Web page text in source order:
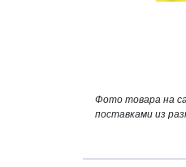
Фото товара на
поставками из